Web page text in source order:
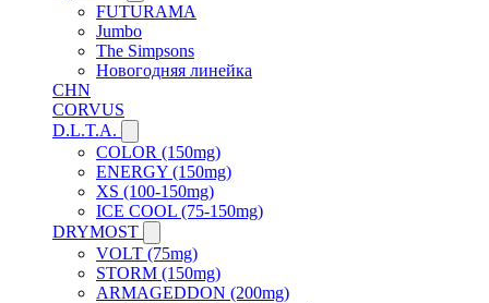
FUTURAMA
Jumbo
The Simpsons
Новогодняя линейка
CHN
CORVUS
D.L.T.A.
COLOR (150mg)
ENERGY (150mg)
XS (100-150mg)
ICE COOL (75-150mg)
DRYMOST
VOLT (75mg)
STORM (150mg)
ARMAGEDDON (200mg)